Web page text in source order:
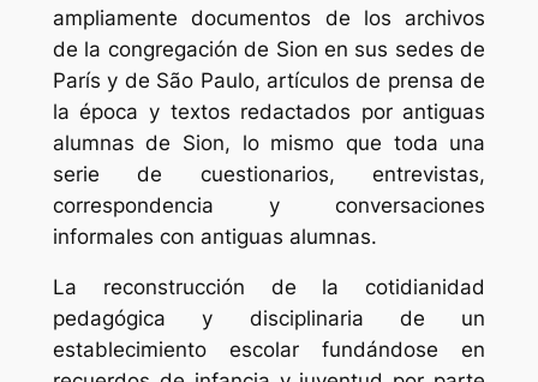
ampliamente documentos de los archivos
de la congregación de Sion en sus sedes de
París y de São Paulo, artículos de prensa de
la época y textos redactados por antiguas
alumnas de Sion, lo mismo que toda una
serie de cuestionarios, entrevistas,
correspondencia y conversaciones
informales con antiguas alumnas.
La reconstrucción de la cotidianidad
pedagógica y disciplinaria de un
establecimiento escolar fundándose en